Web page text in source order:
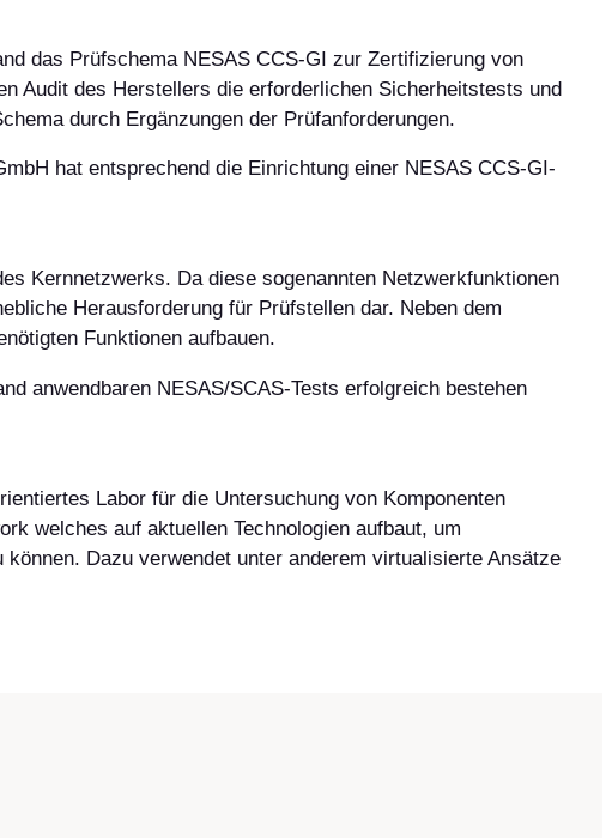
das Prüfschema NESAS CCS-GI zur Zertifizierung von
Audit des Herstellers die erforderlichen Sicherheitstests und
durch Ergänzungen der Prüfanforderungen.
hat entsprechend die Einrichtung einer NESAS CCS-GI-
Kernnetzwerks. Da diese sogenannten Netzwerkfunktionen
Herausforderung für Prüfstellen dar. Neben dem
Funktionen aufbauen.
anwendbaren NESAS/SCAS-Tests erfolgreich bestehen
Labor für die Untersuchung von Komponenten
welches auf aktuellen Technologien aufbaut, um
Dazu verwendet unter anderem virtualisierte Ansätze